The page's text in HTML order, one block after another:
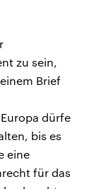
zu sein,
Brief
dürfe
bis es
eine
für das